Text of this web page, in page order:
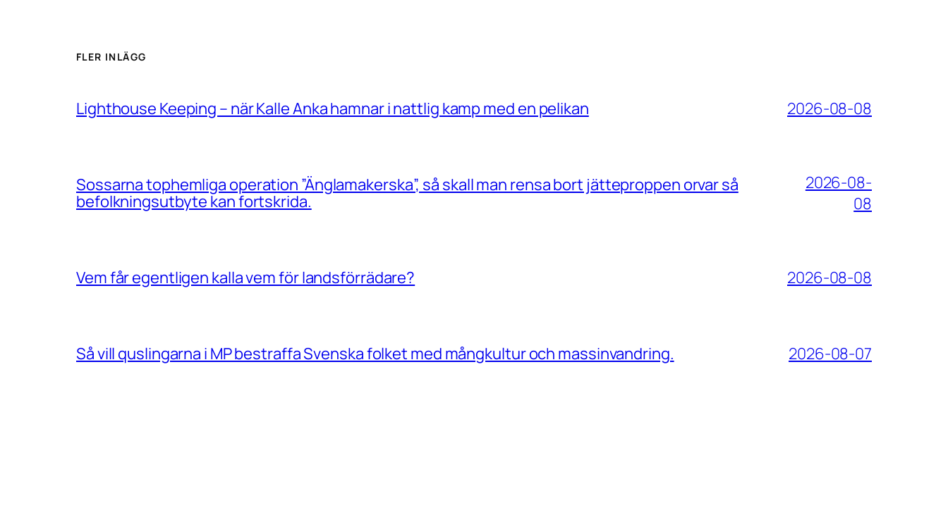
FLER INLÄGG
Lighthouse Keeping – när Kalle Anka hamnar i nattlig kamp med en pelikan 2026-08-08
Sossarna tophemliga operation ”Änglamakerska”, så skall man rensa bort jätteproppen orvar så
befolkningsutbyte kan fortskrida.
2026-08-
08
Vem får egentligen kalla vem för landsförrädare? 2026-08-08
Så vill quslingarna i MP bestraffa Svenska folket med mångkultur och massinvandring. 2026-08-07